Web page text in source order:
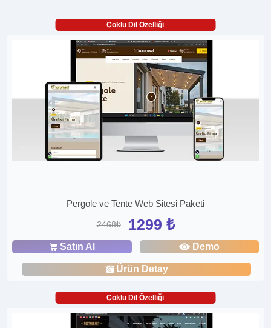
Çoklu Dil Özelliği
Pergole ve Tente Web Sitesi Paketi
2468₺ 1299 ₺
Satın Al Demo
Ürün Detay
Çoklu Dil Özelliği